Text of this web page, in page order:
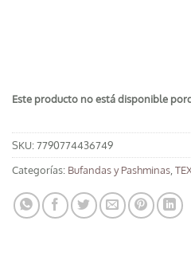
Este producto no está disponible
SKU:7790774436749
Categorías: Bufandas y Pashminas